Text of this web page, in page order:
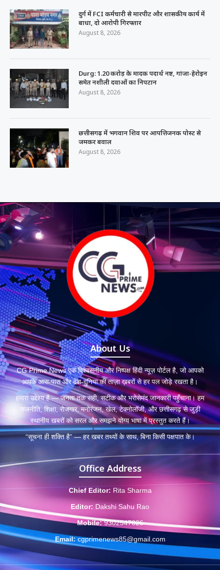
दुर्ग में FCI कर्मचारी से मारपीट और शासकीय कार्य में
बाधा, दो आरोपी गिरफ्तार
August 8, 2026
Durg: 1.20 करोड़ के मादक पदार्थ नष्ट, गांजा-हेरोइन
समेत नशीली दवाओं का निपटान
August 8, 2026
छत्तीसगढ़ में भगवान शिव पर आपत्तिजनक पोस्ट से
जमकर बवाल
August 8, 2026
About Us
CG Prime News एक विश्वसनीय और निष्पक्ष हिंदी न्यूज़ पोर्टल है, जो आपको
आपके आस-पास और देश-दुनिया की ताज़ा ख़बरों से हर पल जोड़े रखता है।
हमारा उद्देश्य है — जनता तक सही, सटीक और भरोसेमंद जानकारी पहुँचाना। हम
राजनीति, शिक्षा, रोजगार, मनोरंजन, खेल, टेक्नोलॉजी, और छत्तीसगढ़ से जुड़ी
स्थानीय खबरों को सरल और समझने योग्य भाषा में प्रस्तुत करते हैं।
“सूचना ही शक्ति है” — हर खबर तथ्यों के साथ, बिना किसी पक्षपात के।
Office Address
Chief Editor: Rita Sharma
Editor: Dakshi Sahu Rao
Mobile: 9302547826
Email: cgprimenews85@gmail.com